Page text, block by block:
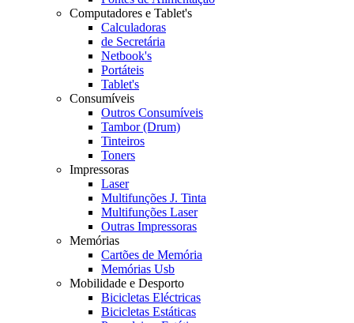
Computadores e Tablet's
Calculadoras
de Secretária
Netbook's
Portáteis
Tablet's
Consumíveis
Outros Consumíveis
Tambor (Drum)
Tinteiros
Toners
Impressoras
Laser
Multifunções J. Tinta
Multifunções Laser
Outras Impressoras
Memórias
Cartões de Memória
Memórias Usb
Mobilidade e Desporto
Bicicletas Eléctricas
Bicicletas Estáticas